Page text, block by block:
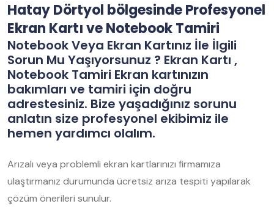
Hatay Dörtyol bölgesinde Profesyonel
Ekran Kartı ve Notebook Tamiri
Notebook Veya Ekran Kartınız İle İlgili
Sorun Mu Yaşıyorsunuz ? Ekran Kartı ,
Notebook Tamiri Ekran kartınızın
bakımları ve tamiri için doğru
adrestesiniz. Bize yaşadığınız sorunu
anlatın size profesyonel ekibimiz ile
hemen yardımcı olalım.
Arızalı veya problemli ekran kartlarınızı firmamıza
ulaştırmanız durumunda ücretsiz arıza tespiti yapılarak
çözüm önerileri sunulur.